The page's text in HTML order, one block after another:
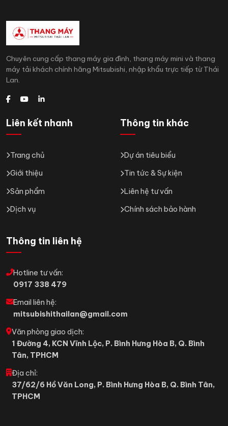
Chuyên cung cấp thang máy gia đình, thang máy mini và thang
máy tải khách chính hãng Mitsubishi, nhập khẩu trực tiếp từ Thái
Lan.
Liên kết nhanh
Trang chủ
Giới thiệu
Sản phẩm
Dịch vụ
Thông tin khác
Dự án tiêu biểu
Tin tức & Sự kiện
Liên hệ tư vấn
Chính sách bảo hành
Thông tin liên hệ
Hotline tư vấn:
0917 338 479
Email liên hệ:
mitsubishithailan@gmail.com
Văn phòng giao dịch:
1 Đường 4, KCN Vĩnh Lộc, P. Bình Hưng Hòa B, Q. Bình
Tân, TPHCM
Địa chỉ:
37/62/6 Hồ Văn Long, P. Bình Hưng Hòa B, Q. Bình Tân,
TPHCM